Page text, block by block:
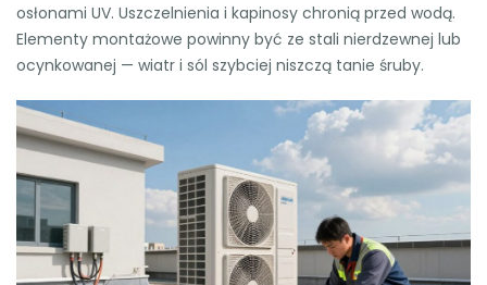
osłonami UV. Uszczelnienia i kapinosy chronią przed wodą.
Elementy montażowe powinny być ze stali nierdzewnej lub
ocynkowanej — wiatr i sól szybciej niszczą tanie śruby.